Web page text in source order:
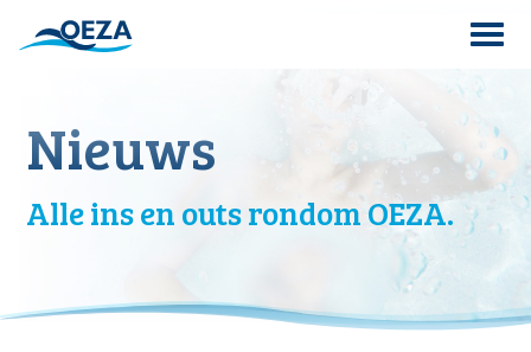
Search
Nieuws
Alle ins en outs rondom OEZA.